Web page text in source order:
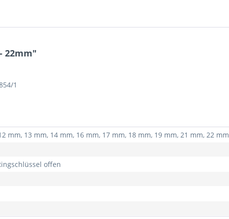
22mm"
1
mm, 13 mm, 14 mm, 16 mm, 17 mm, 18 mm, 19 mm, 21 mm, 22 mm
offen